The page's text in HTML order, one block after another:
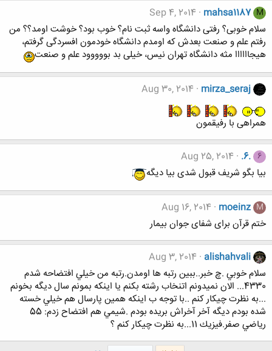
M
mahsa1187
Sep 4, 2014
سلام خوبی؟ رفتی دانشگاه واسه ثبت نام؟ خوب بود؟ خوشت اومد؟؟ من
رفتم علم و صنعت بعدش که اومدم دانشگاه خودمون افسردگی گرفتم،
هیجاااااا مثه دانشگاه تهران نیس، خیلی بد بووووود علم و صنعت
mirza_seraj
Aug 30, 2014
همراهی با رفیقمون
6
.6.
Aug 25, 2014
بیا بگو شریف قبول شدی بیا دیگه
M
moeinz
Aug 16, 2014
ختم قرآن برای شفای جوان بیمار
alishahvali
Aug 3, 2014
سلام خوبي .چ خبر..ببين رتبه ها اومدن.رتبه من خيلي افتضاحه شدم
4330... الان نميدونم اتنخاب رشته بكنم يا اينكه بمونم سال ديگه بخونم
...به نظرت چيكار كنم ..با توجه ب اينكه همين پارسال هم خيلي خسته
شده بودم ديگه آخر آخراش بريده بودم .شيمي هم افتضاح زدم: 55
رياضي صفر.فيزيك 11...به نظرت چيكار كنم ؟